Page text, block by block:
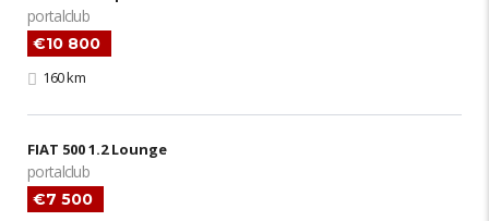
portalclub
€10 800
160 km
FIAT 500 1.2 Lounge
portalclub
€7 500